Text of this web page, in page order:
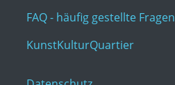
FAQ - häufig gestellte Fragen
KunstKulturQuartier